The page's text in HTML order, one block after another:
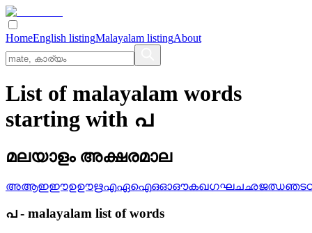
HomeEnglish listingMalayalam listingAbout
List of malayalam words
starting with പ
മലയാളം അക്ഷരമാല
അആഇഈഉഊഋഎഏഐഒഓഔകഖഗഘചഛജഝഞട
പ- malayalam list of words